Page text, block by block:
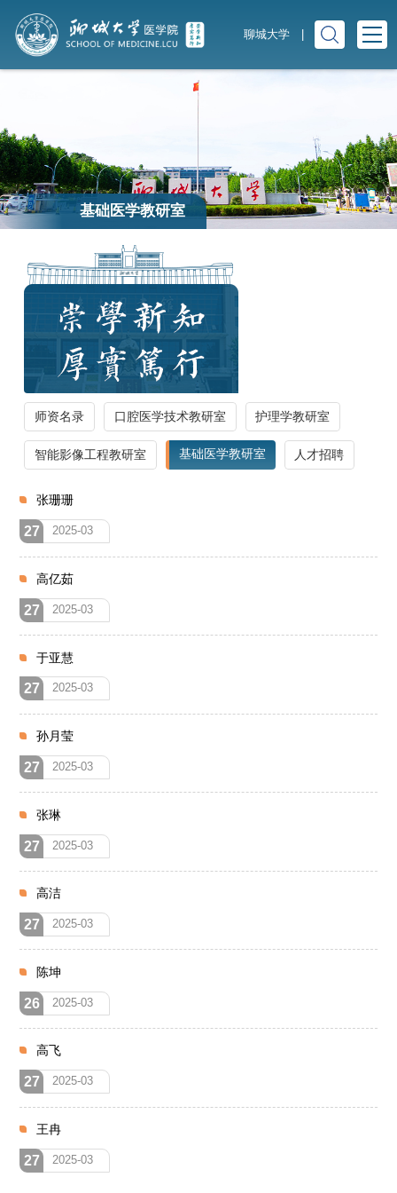
聊城大学
基础医学教研室
师资名录 口腔医学技术教研室 护理学教研室
智能影像工程教研室 基础医学教研室 人才招聘
张珊珊
27 2025-03
高亿茹
27 2025-03
于亚慧
27 2025-03
孙月莹
27 2025-03
张琳
27 2025-03
高洁
27 2025-03
陈坤
26 2025-03
高飞
27 2025-03
王冉
27 2025-03